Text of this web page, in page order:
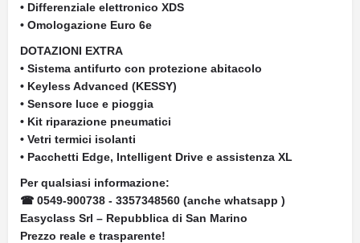
• Differenziale elettronico XDS
• Omologazione Euro 6e
DOTAZIONI EXTRA
• Sistema antifurto con protezione abitacolo
• Keyless Advanced (KESSY)
• Sensore luce e pioggia
• Kit riparazione pneumatici
• Vetri termici isolanti
• Pacchetti Edge, Intelligent Drive e assistenza XL
Per qualsiasi informazione:
☎ 0549-900738 - 3357348560 (anche whatsapp )
Easyclass Srl – Repubblica di San Marino
Prezzo reale e trasparente!